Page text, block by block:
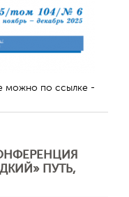
можно по ссылке -
ПУТЬ,